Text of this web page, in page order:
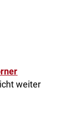
weiter